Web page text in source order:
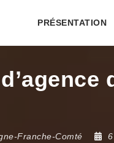
PRÉSENTATION
Franche-Comté